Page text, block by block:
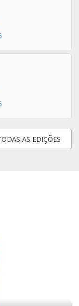
AS EDIÇÕES